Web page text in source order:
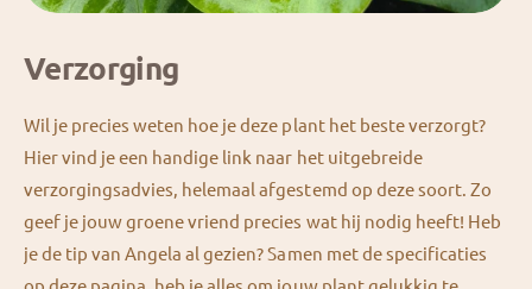
Verzorging
Wil je precies weten hoe je deze plant het beste verzorgt?
Hier vind je een handige link naar het uitgebreide
verzorgingsadvies, helemaal afgestemd op deze soort. Zo
geef je jouw groene vriend precies wat hij nodig heeft! Heb
je de tip van Angela al gezien? Samen met de specificaties